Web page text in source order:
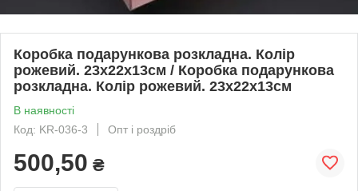
Коробка подарункова розкладна. Колір
рожевий. 23х22х13см / Коробка подарункова
розкладна. Колір рожевий. 23х22х13см
В наявності
Код: KR-036-3
Опт і роздріб
500,50 ₴